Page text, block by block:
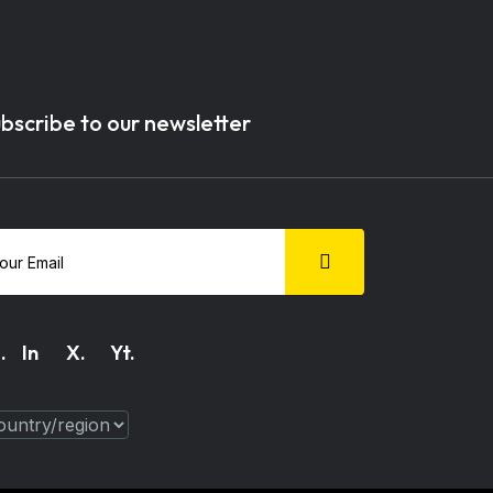
to our newsletter
In X. Yt.